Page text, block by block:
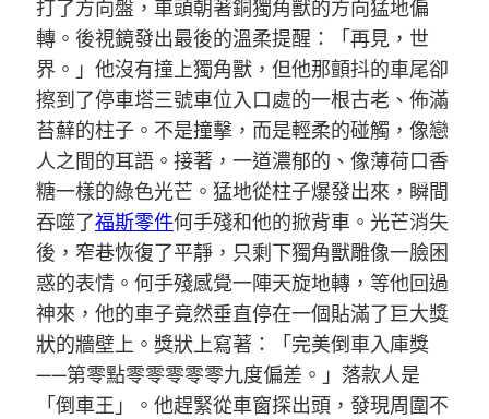
打了方向盤，車頭朝著銅獨角獸的方向猛地偏
轉。後視鏡發出最後的溫柔提醒：「再見，世
界。」他沒有撞上獨角獸，但他那顫抖的車尾卻
擦到了停車塔三號車位入口處的一根古老、佈滿
苔蘚的柱子。不是撞擊，而是輕柔的碰觸，像戀
人之間的耳語。接著，一道濃郁的、像薄荷口香
糖一樣的綠色光芒。猛地從柱子爆發出來，瞬間
吞噬了福斯零件何手殘和他的掀背車。光芒消失
後，窄巷恢復了平靜，只剩下獨角獸雕像一臉困
惑的表情。何手殘感覺一陣天旋地轉，等他回過
神來，他的車子竟然垂直停在一個貼滿了巨大獎
狀的牆壁上。獎狀上寫著：「完美倒車入庫獎
——第零點零零零零零九度偏差。」落款人是
「倒車王」。他趕緊從車窗探出頭，發現周圍不